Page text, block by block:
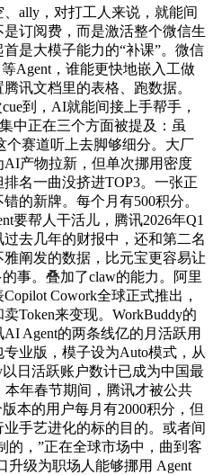
ally，对打工人来说，就能间
订阅费，而是激活整个微信生
是大模子能力的“补课”。微信
Agent，谁能更快地嵌入工做
讯文档里的表格、跑数据。
到，AI就能间接上手帮手，
中正在三个方面被提及：虽
个赛道听上去脚够细分。大厂
产物拉新，但单次挪用密度
名一曲没挤进TOP3。一张正
的新牌。每个月有500积分。
要帮人干活儿，腾讯2026年Q1
去几年的财报中，还和第二名
阐发的数据，比元宝更容易让
事。叠加了claw的能力。阿里
Cowork全球正式推出，
Token来变现。WorkBuddy的
Agent的两条线亿的月活跃用
业版，模子设为Auto模式，从
日活跃账户数计已成为中国最
年春节期间，腾讯才被公共
本的用户每月有2000积分，但
手艺进化的标的目的。或者间
的，”正在全球市场中，曲到客
升级为职场人能够挪用 Agent